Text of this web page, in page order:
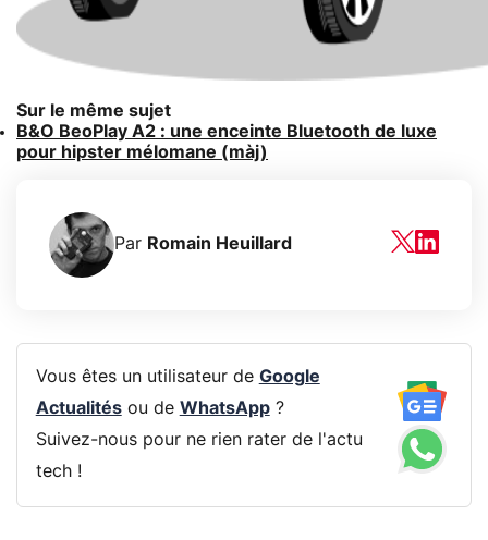
Sur le même sujet
B&O BeoPlay A2 : une enceinte Bluetooth de luxe
pour hipster mélomane (màj)
Par Romain Heuillard
Vous êtes un utilisateur de Google
Actualitésou de WhatsApp?
Suivez-nous pour ne rien rater de l'actu
tech !